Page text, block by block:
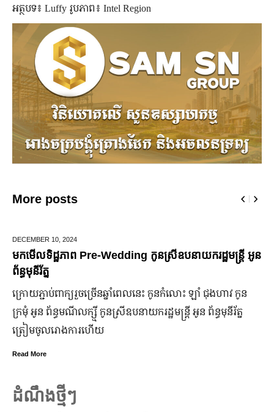
អត្ថបទ៖ Luffy រូបភាព៖ Intel Region
More posts
DECEMBER 10, 2024
មកមើលទិដ្ឋភាព Pre-Wedding កូនស្រីឧបនាយករដ្ឋមន្រ្តី អូន
ព័ន្ធមុនីរ័ត្ន
ក្រោយ​ភ្ជាប់​ពាក្យ​រួច​ច្រើន​ឆ្នាំ​ពេលនេះ កូនកំលោះ ឡាំ ជុងហាវ កូន
ក្រមុំ អូន ព័ន្ធមណីលក្ស្មី កូនស្រី​ឧបនាយករដ្ឋមន្ត្រី អូន ព័ន្ធមុនីរ័ត្ន
ត្រៀម​ចូល​រោងការ​ហើយ
Read More
ដំណឹងថ្មីៗ